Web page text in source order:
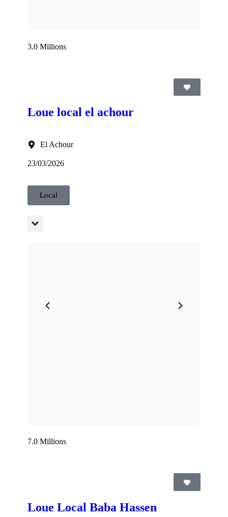
3.0 Millions
Loue local el achour
El Achour
23/03/2026
Local
7.0 Millions
Loue Local Baba Hassen